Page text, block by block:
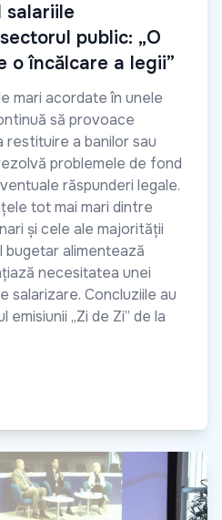
salariile
public: „O
o încălcare a legii”
mari acordate în unele
să provoace
restituire a banilor sau
problemele de fond
răspunderi legale.
tot mai mari dintre
și cele ale majorității
bugetar alimentează
necesitatea unei
salarizare. Concluziile au
„Zi de Zi” de la